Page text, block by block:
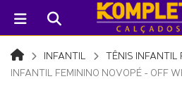
INFANTIL TÊNIS INFANTIL
INFANTIL FEMININO NOVOPÉ - OFF